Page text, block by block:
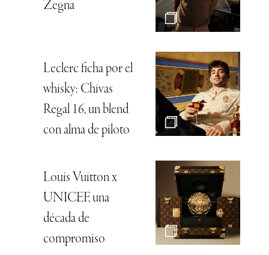
Zegna
Leclerc ficha por el
whisky: Chivas
Regal 16, un blend
con alma de piloto
Louis Vuitton x
UNICEF, una
década de
compromiso